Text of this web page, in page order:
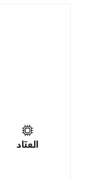
العتاد